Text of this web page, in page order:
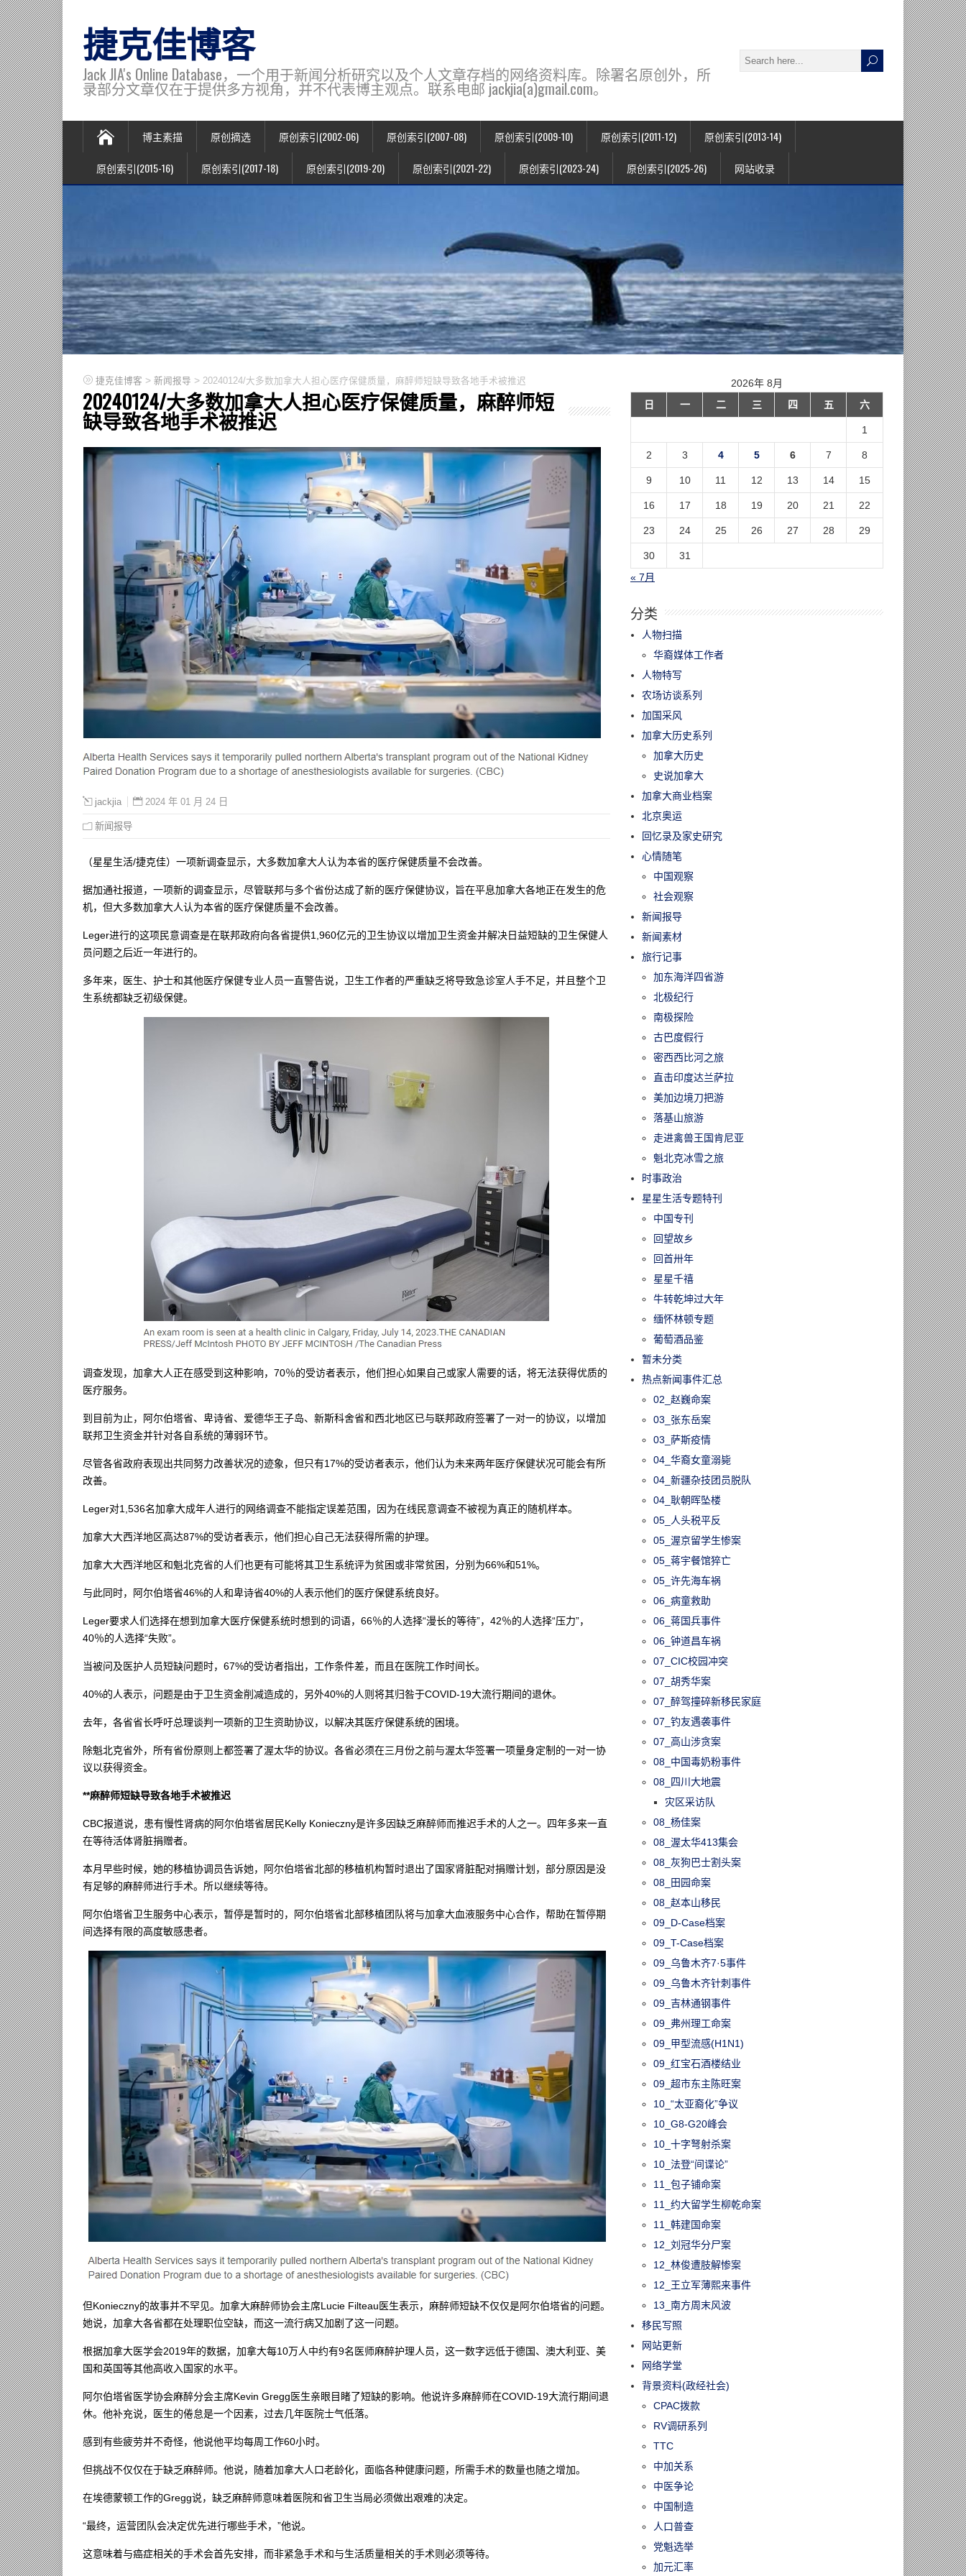
捷克佳博客
Jack JIA's Online Database，一个用于新闻分析研究以及个人文章存档的网络资料库。除署名原创外，所
录部分文章仅在于提供多方视角，并不代表博主观点。联系电邮 jackjia(a)gmail.com。
博主素描 原创摘选 原创索引(2002-06) 原创索引(2007-08) 原创索引(2009-10) 原创索引(2011-12) 原创索引(2013-14)
原创索引(2015-16) 原创索引(2017-18) 原创索引(2019-20) 原创索引(2021-22) 原创索引(2023-24) 原创索引(2025-26) 网站收录
捷克佳博客 > 新闻报导 > 20240124/大多数加拿大人担心医疗保健质量，麻醉师短缺导致各地手术被推迟
20240124/大多数加拿大人担心医疗保健质量，麻醉师短
缺导致各地手术被推迟
jackjia 2024 年 01 月 24 日
新闻报导
（星星生活/捷克佳）一项新调查显示，大多数加拿大人认为本省的医疗保健质量不会改善。
据加通社报道，一项新的调查显示，尽管联邦与多个省份达成了新的医疗保健协议，旨在平息加拿大各地正在发生的危
机，但大多数加拿大人认为本省的医疗保健质量不会改善。
Leger进行的这项民意调查是在联邦政府向各省提供1,960亿元的卫生协议以增加卫生资金并解决日益短缺的卫生保健人
员问题之后近一年进行的。
多年来，医生、护士和其他医疗保健专业人员一直警告说，卫生工作者的严重缺乏将导致急诊室人手不足，并且整个卫
生系统都缺乏初级保健。
调查发现，加拿大人正在感受到这种影响，70％的受访者表示，他们担心如果自己或家人需要的话，将无法获得优质的
医疗服务。
到目前为止，阿尔伯塔省、卑诗省、爱德华王子岛、新斯科舍省和西北地区已与联邦政府签署了一对一的协议，以增加
联邦卫生资金并针对各自系统的薄弱环节。
尽管各省政府表现出共同努力改善状况的迹象，但只有17%的受访者表示，他们认为未来两年医疗保健状况可能会有所
改善。
Leger对1,536名加拿大成年人进行的网络调查不能指定误差范围，因为在线民意调查不被视为真正的随机样本。
加拿大大西洋地区高达87%的受访者表示，他们担心自己无法获得所需的护理。
加拿大大西洋地区和魁北克省的人们也更有可能将其卫生系统评为贫困或非常贫困，分别为66%和51%。
与此同时，阿尔伯塔省46%的人和卑诗省40%的人表示他们的医疗保健系统良好。
Leger要求人们选择在想到加拿大医疗保健系统时想到的词语，66％的人选择“漫长的等待”，42％的人选择“压力”，
40％的人选择“失败”。
当被问及医护人员短缺问题时，67%的受访者指出，工作条件差，而且在医院工作时间长。
40%的人表示，问题是由于卫生资金削减造成的，另外40%的人则将其归咎于COVID-19大流行期间的退休。
去年，各省省长呼吁总理谈判一项新的卫生资助协议，以解决其医疗保健系统的困境。
除魁北克省外，所有省份原则上都签署了渥太华的协议。各省必须在三月份之前与渥太华签署一项量身定制的一对一协
议以获得资金。
**麻醉师短缺导致各地手术被推迟
CBC报道说，患有慢性肾病的阿尔伯塔省居民Kelly Konieczny是许多因缺乏麻醉师而推迟手术的人之一。四年多来一直
在等待活体肾脏捐赠者。
本月早些时候，她的移植协调员告诉她，阿尔伯塔省北部的移植机构暂时退出了国家肾脏配对捐赠计划，部分原因是没
有足够的麻醉师进行手术。所以继续等待。
阿尔伯塔省卫生服务中心表示，暂停是暂时的，阿尔伯塔省北部移植团队将与加拿大血液服务中心合作，帮助在暂停期
间选择有限的高度敏感患者。
但Konieczny的故事并不罕见。加拿大麻醉师协会主席Lucie Filteau医生表示，麻醉师短缺不仅仅是阿尔伯塔省的问题。
她说，加拿大各省都在处理职位空缺，而这一流行病又加剧了这一问题。
根据加拿大医学会2019年的数据，加拿大每10万人中约有9名医师麻醉护理人员，这一数字远低于德国、澳大利亚、美
国和英国等其他高收入国家的水平。
阿尔伯塔省医学协会麻醉分会主席Kevin Gregg医生亲眼目睹了短缺的影响。他说许多麻醉师在COVID-19大流行期间退
休。他补充说，医生的倦怠是一个因素，过去几年医院士气低落。
感到有些疲劳并不奇怪，他说他平均每周工作60小时。
但挑战不仅仅在于缺乏麻醉师。他说，随着加拿大人口老龄化，面临各种健康问题，所需手术的数量也随之增加。
在埃德蒙顿工作的Gregg说，缺乏麻醉师意味着医院和省卫生当局必须做出艰难的决定。
“最终，运营团队会决定优先进行哪些手术，”他说。
这意味着与癌症相关的手术会首先安排，而非紧急手术和与生活质量相关的手术则必须等待。
2026年 8月
日
一 二 三 四 五 六
1
2 3 4 5 6 7 8
9 10 11 12 13 14 15
16 17 18 19 20 21 22
23 24 25 26 27 28 29
30
31
« 7月
分类
人物扫描
华裔媒体工作者
人物特写
农场访谈系列
加国采风
加拿大历史系列
加拿大历史
史说加拿大
加拿大商业档案
北京奥运
回忆录及家史研究
心情随笔
中国观察
社会观察
新闻报导
新闻素材
旅行记事
加东海洋四省游
北极纪行
南极探险
古巴度假行
密西西比河之旅
直击印度达兰萨拉
美加边境刀把游
落基山旅游
走进禽兽王国肯尼亚
魁北克冰雪之旅
时事政治
星星生活专题特刊
中国专刊
回望故乡
回首卅年
星星千禧
牛转乾坤过大年
缅怀林顿专题
葡萄酒品鉴
暂未分类
热点新闻事件汇总
02_赵巍命案
03_张东岳案
03_萨斯疫情
04_华裔女童溺毙
04_新疆杂技团员脱队
04_耿朝晖坠楼
05_人头税平反
05_渥京留学生惨案
05_蒋宇餐馆猝亡
05_许先海车祸
06_病童救助
06_蒋国兵事件
06_钟道昌车祸
07_CIC校园冲突
07_胡秀华案
07_醉驾撞碎新移民家庭
07_钓友遇袭事件
07_高山涉贪案
08_中国毒奶粉事件
08_四川大地震
灾区采访队
08_杨佳案
08_渥太华413集会
08_灰狗巴士割头案
08_田园命案
08_赵本山移民
09_D-Case档案
09_T-Case档案
09_乌鲁木齐7·5事件
09_乌鲁木齐针刺事件
09_吉林通钢事件
09_弗州理工命案
09_甲型流感(H1N1)
09_红宝石酒楼结业
09_超市东主陈旺案
10_“太亚裔化”争议
10_G8-G20峰会
10_十字弩射杀案
10_法登“间谍论”
11_包子铺命案
11_约大留学生柳乾命案
11_韩建国命案
12_刘冠华分尸案
12_林俊遭肢解惨案
12_王立军薄熙来事件
13_南方周末风波
移民写照
网站更新
网络学堂
背景资料(政经社会)
CPAC拨款
RV调研系列
TTC
中加关系
中医争论
中国制造
人口普查
党魁选举
加元汇率